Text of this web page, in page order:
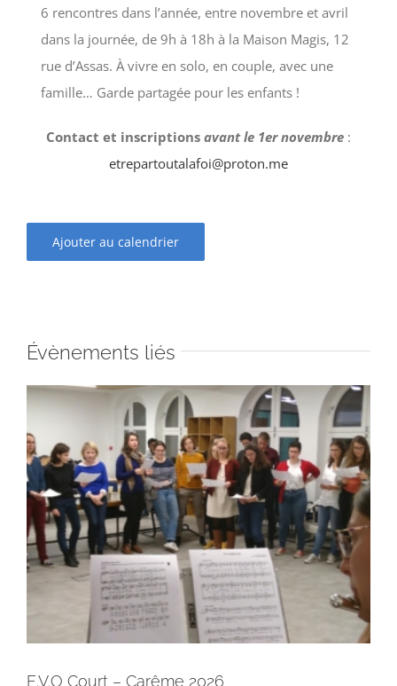
6 rencontres dans l’année, entre novembre et avril
dans la journée, de 9h à 18h à la Maison Magis, 12
rue d’Assas. À vivre en solo, en couple, avec une
famille… Garde partagée pour les enfants !
Contact et inscriptions avant le 1er novembre :
etrepartoutalafoi@proton.me
Ajouter au calendrier
Évènements liés
E.V.O Court – Carême 2026